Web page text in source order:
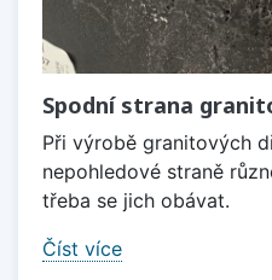
Spodní strana
Při výrobě granitových
nepohledové straně
třeba se jich obávat.
Číst více